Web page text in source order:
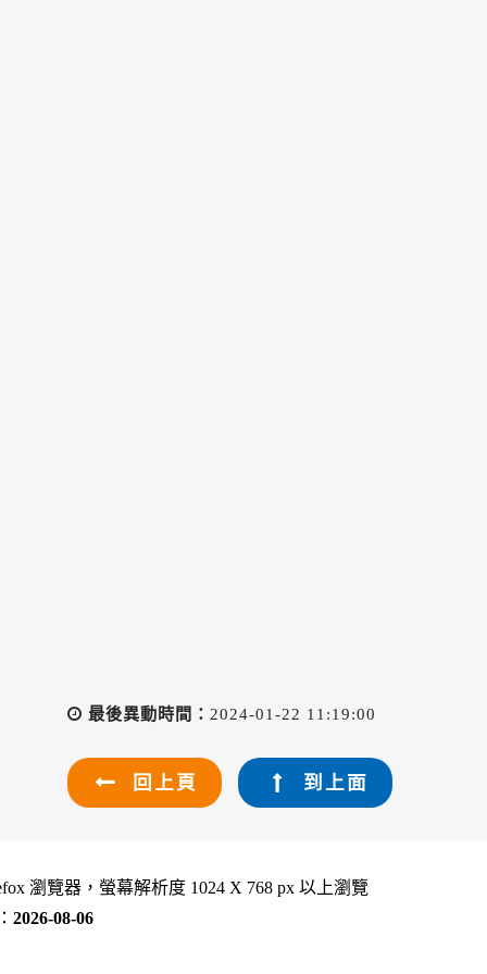
最後異動時間： 2024-01-22 11:19:00
回上頁 到上面
瀏覽器，螢幕解析度 1024 X 768 px 以上瀏覽
2026-08-06